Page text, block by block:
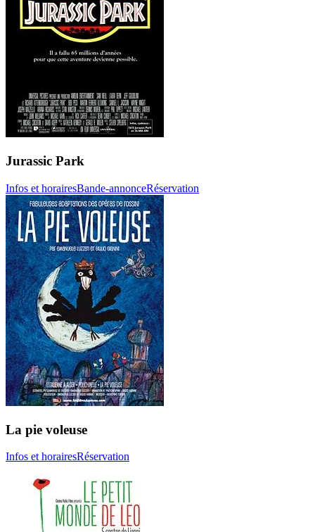
Jurassic Park
Infos et horairesBande-annonceRéservation
La pie voleuse
Infos et horairesRéservation